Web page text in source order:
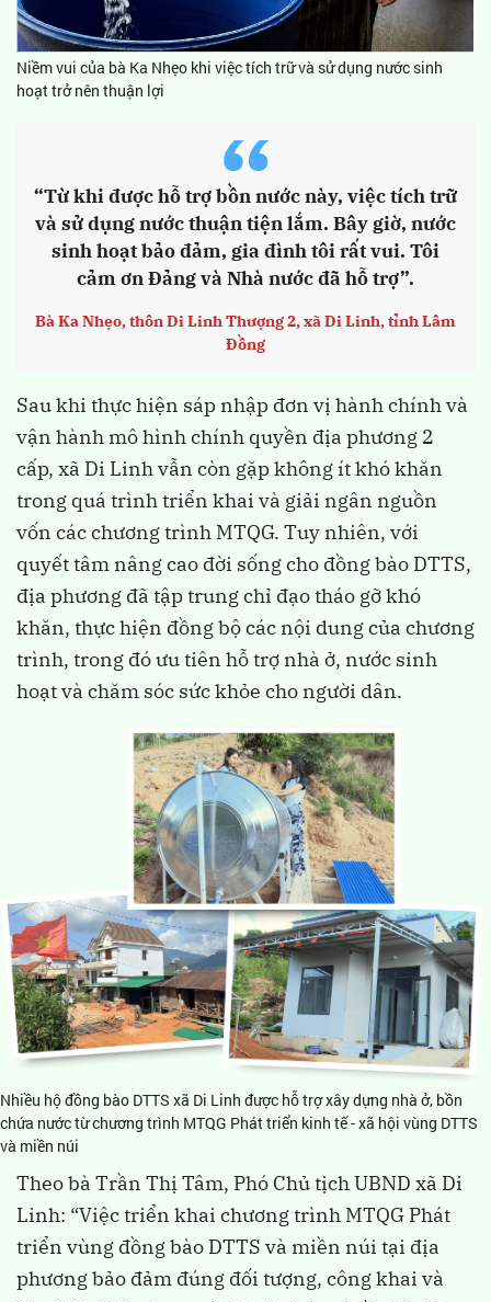
Niềm vui của bà Ka Nhẹo khi việc tích trữ và sử dụng nước sinh
hoạt trở nên thuận lợi
“
“Từ khi được hỗ trợ bồn nước này, việc tích trữ
và sử dụng nước thuận tiện lắm. Bây giờ, nước
sinh hoạt bảo đảm, gia đình tôi rất vui. Tôi
cảm ơn Đảng và Nhà nước đã hỗ trợ”.
Bà Ka Nhẹo, thôn Di Linh Thượng 2, xã Di Linh, tỉnh Lâm
Đồng
Sau khi thực hiện sáp nhập đơn vị hành chính và
vận hành mô hình chính quyền địa phương 2
cấp, xã Di Linh vẫn còn gặp không ít khó khăn
trong quá trình triển khai và giải ngân nguồn
vốn các chương trình MTQG. Tuy nhiên, với
quyết tâm nâng cao đời sống cho đồng bào DTTS,
địa phương đã tập trung chỉ đạo tháo gỡ khó
khăn, thực hiện đồng bộ các nội dung của chương
trình, trong đó ưu tiên hỗ trợ nhà ở, nước sinh
hoạt và chăm sóc sức khỏe cho người dân.
Nhiều hộ đồng bào DTTS xã Di Linh được hỗ trợ xây dựng nhà ở, bồn
chứa nước từ chương trình MTQG Phát triển kinh tế - xã hội vùng DTTS
và miền núi
Theo bà Trần Thị Tâm, Phó Chủ tịch UBND xã Di
Linh: “Việc triển khai chương trình MTQG Phát
triển vùng đồng bào DTTS và miền núi tại địa
phương bảo đảm đúng đối tượng, công khai và